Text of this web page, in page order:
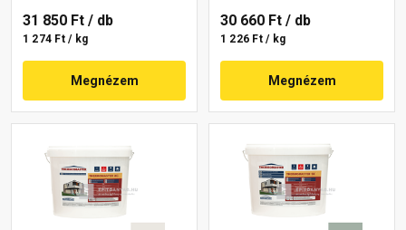
31 850 Ft / db
1 274 Ft / kg
Megnézem
30 660 Ft / db
1 226 Ft / kg
Megnézem